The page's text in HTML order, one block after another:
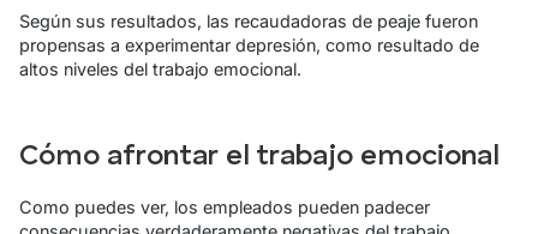
Según sus resultados, las recaudadoras de peaje fueron
propensas a experimentar depresión, como resultado de
altos niveles del trabajo emocional.
Cómo afrontar el trabajo emocional
Como puedes ver, los empleados pueden padecer